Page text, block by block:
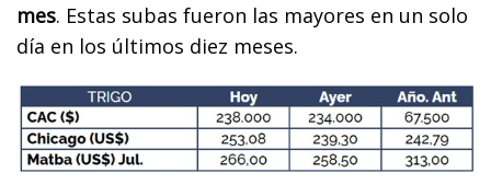
mes. Estas subas fueron las mayores en un solo
día en los últimos diez meses.